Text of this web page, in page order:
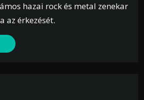
hazai rock és metal zenekar
az érkezését.